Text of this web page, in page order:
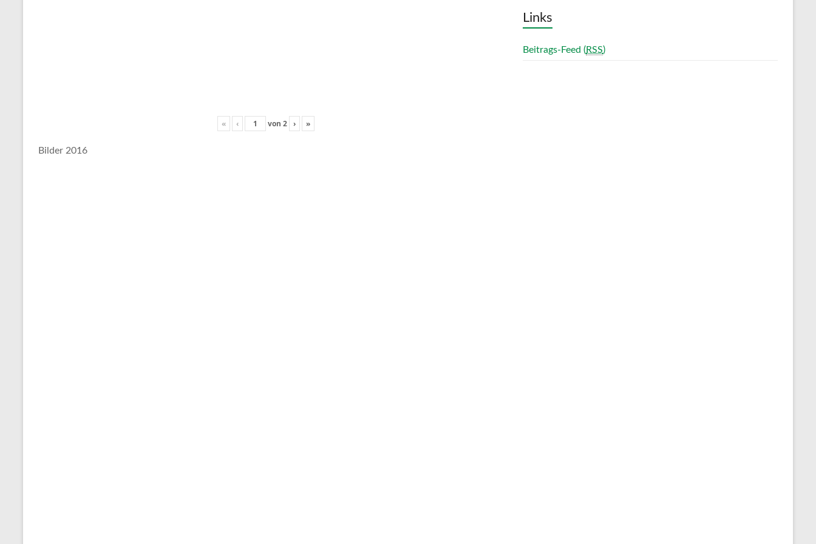
« ‹ von 2 › »
Bilder 2016
Links
Beitrags-Feed (RSS)